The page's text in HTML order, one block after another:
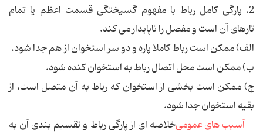
2. پارگی کامل رباط با مفهوم گسیختگی قسمت اعظم یا تمام
تارهای آن است و مفصل را ناپایدار می کند.
الف) ممکن است رباط کاملا پاره و دو سر استخوان از هم جدا شود.
ب) ممکن است محل اتصال رباط به استخوان کنده شود.
ج) ممکن است بخشی از استخوان که رباط به آن متصل است، از
بقیه استخوان جدا شود.
خلاصه ای از پارگی رباط و تقسیم بندی آن به